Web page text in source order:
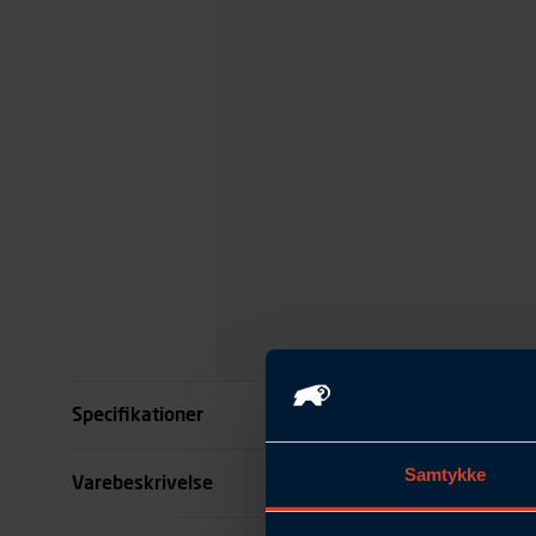
Samtykke
Specifikationer
Størrelse
Varebeskrivelse